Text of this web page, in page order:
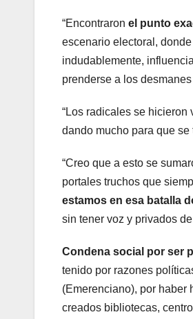
“Encontraron el punto
escenario electoral,
indudablemente,
prenderse a los
“Los radicales se
dando mucho para que se
“Creo que a esto se
portales truchos que
estamos en esa batalla
sin tener voz y privados
Condena social por ser
tenido por razones
(Emerenciano), por haber
creados bibliotecas,